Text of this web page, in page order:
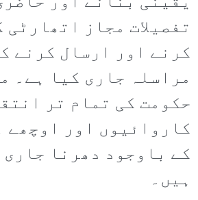
تفصیلات مجاز
کرنے اور ارسال کرنے
مراسلہ جاری کیا ہے۔
حکومت کی تمام تر
کاروائیوں اور اوچھے
کے باوجود دھرنا
ہیں۔